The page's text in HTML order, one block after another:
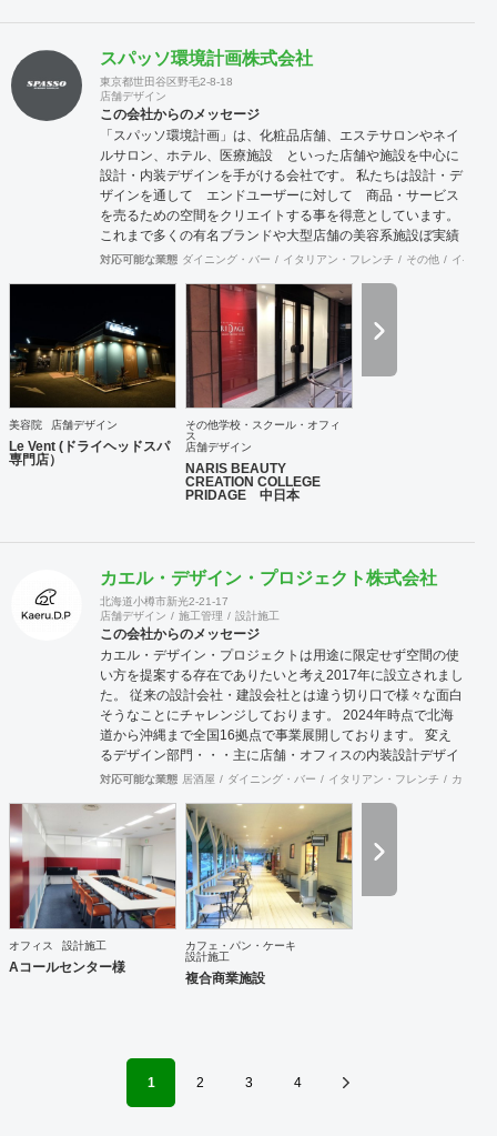
----------------------------------------------------------------------------------
---------------------------------- 商号： 株式会社ビスポー
クアーキテクツ / Bespoke architects Inc. 登録： 一
級建築士事務所 東京都知事登録 第64040号
建築士賠償責任補償制度（公益社団法人 日本
建築士連合会） 代表取締役： 丸島 潤 （一級建築士 / 管
理建築士） 所在地： 〒152-0002 東京都目黒区目黒
本町 5-14-14-B1F TEL： 03-6452-4248
FAX： 03-6452-4249 創業： 2016年2月
（法人設立：2020年9月） Webサイト: https://bspk.jp
スパッソ環境計画株式会社
東京都世田谷区野毛2-8-18
店舗デザイン
この会社からのメッセージ
「スパッソ環境計画」は、化粧品店舗、エステサロンやネイ
ルサロン、ホテル、医療施設 といった店舗や施設を中心に
設計・内装デザインを手がける会社です。 私たちは設計・デ
ザインを通して エンドユーザーに対して 商品・サービス
を売るための空間をクリエイトする事を得意としています。
これまで多くの有名ブランドや大型店舗の美容系施設ぼ実績
を経験を活かして、女性の気持ちを動かせる空間創りが可能
だいてまいりました。 私たちには、店舗設計・店舗デザイン
をご提供して20年以上の歴史があります。 少数精鋭のチー
ムですのでフットワークが軽いうえ、デザイナーはそれぞれ
経験豊富です。 女性の購買心理など女性のマーケティング理
論に基づいた店舗 設計には定評があり、日本だけでなく中国
をはじめとする海外店舗でも大きな反響を実現してきまし
ナーのコラボレーションにより 感性を生かした上で計算さ
れた空間。集客や売り上げにつなげていきます。 設計施工ご
希望のお客様には 施工会社とのコラボレーションにて対応
が可能でございます。どうぞご相談ください。
対応可能な業態 ダイニング・バー イタリアン・フレンチ その他 イベン
美容院 店舗デザイン
Le Vent (ドライヘッドスパ
専門店）
その他学校・スクール・オフィ
ス
店舗デザイン
NARIS BEAUTY
CREATION COLLEGE
PRIDAGE 中日本
カエル・デザイン・プロジェクト株式会社
北海道小樽市新光2-21-17
店舗デザイン
施工管理 設計施工
この会社からのメッセージ
カエル・デザイン・プロジェクトは用途に限定せず空間の使
い方を提案する存在でありたいと考え2017年に設立されまし
た。 従来の設計会社・建設会社とは違う切り口で様々な面白
そうなことにチャレンジしております。 2024年時点で北海
道から沖縄まで全国16拠点で事業展開しております。 変え
るデザイン部門・・・主に店舗・オフィスの内装設計デザイ
ン及び施工をお客様と一緒に創り上げます。 Hybrid電気工事
足が深刻化する現場に柔軟に対応します。 自社請け可能職種
内装工事 インテリアデザイン事務所 その他設計 その他建設
サポート 対応可能エリア 北海道・仙台・関東・名古屋・九
州・沖縄コンストラクションマネジメント業務は月単位で出
張常駐対応可能です。
対応可能な業態 居酒屋 ダイニング・バー イタリアン・フレンチ カフェ
オフィス 設計施工
Aコールセンター様
カフェ・パン・ケーキ
設計施工
複合商業施設
1 2 3 4